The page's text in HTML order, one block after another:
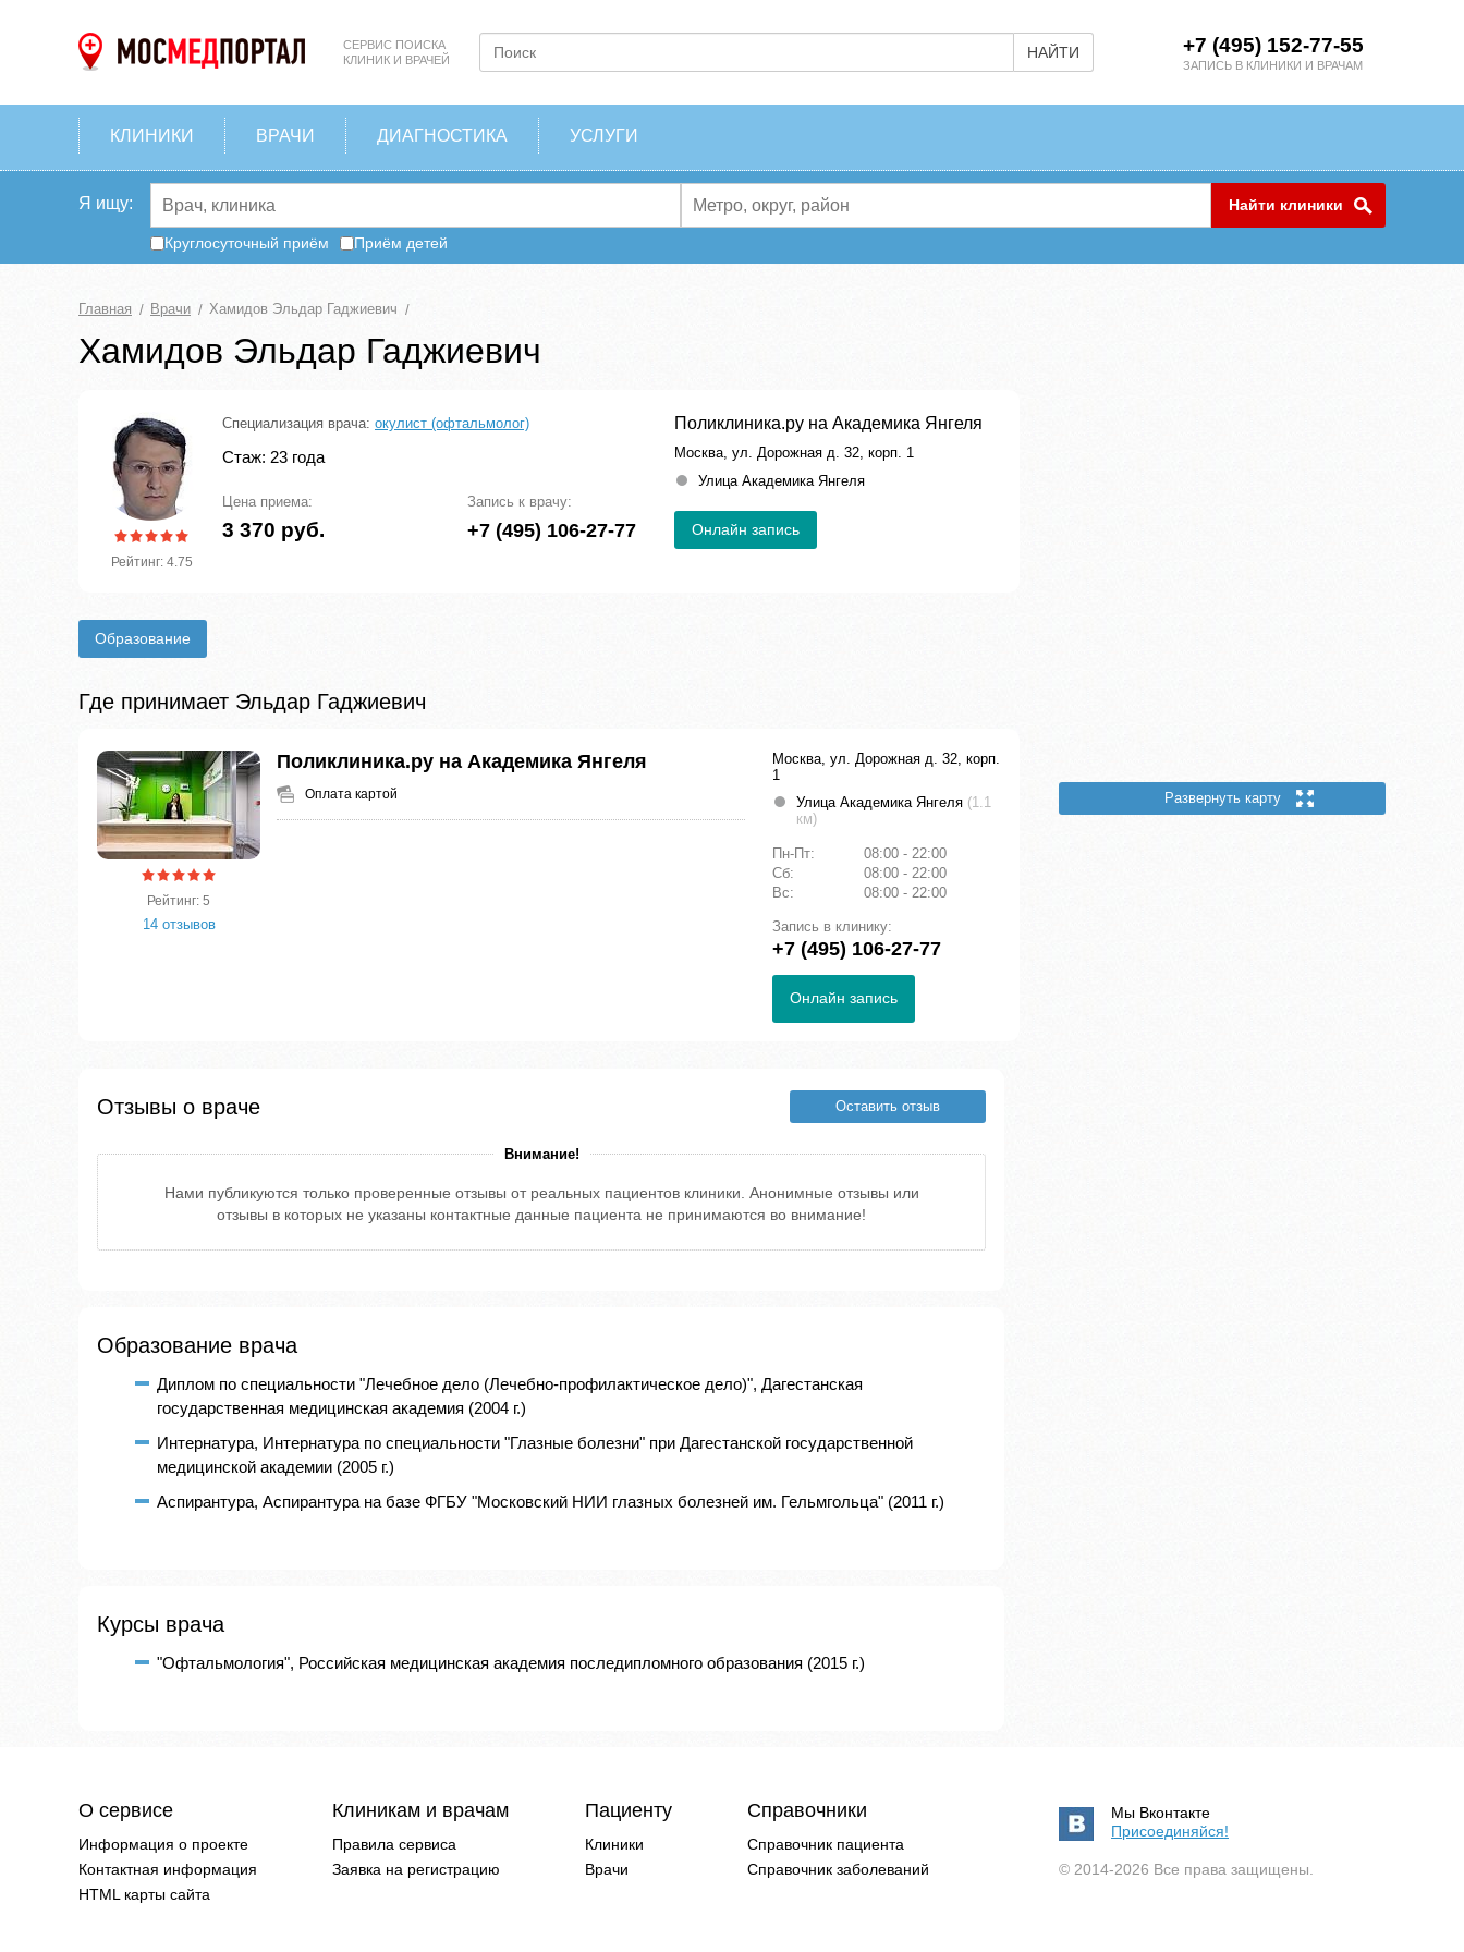
СЕРВИС ПОИСКА
КЛИНИК И ВРАЧЕЙ
НАЙТИ +7 (495) 152-77-55
ЗАПИСЬ В КЛИНИКИ И ВРАЧАМ
КЛИНИКИ ВРАЧИ ДИАГНОСТИКА УСЛУГИ
Я ищу: Найти клиники
Круглосуточный приём Приём детей
Главная Врачи Хамидов Эльдар Гаджиевич
Хамидов Эльдар Гаджиевич
Рейтинг: 4.75
Специализация врача: окулист (офтальмолог)
Стаж: 23 года
Цена приема:
3 370 руб.
Запись к врачу:
+7 (495) 106-27-77
Поликлиника.ру на Академика Янгеля
Москва, ул. Дорожная д. 32, корп. 1
Улица Академика Янгеля
Онлайн запись
Образование
Где принимает Эльдар Гаджиевич
Рейтинг: 5
14 отзывов
Поликлиника.ру на Академика Янгеля
Оплата картой
Москва, ул. Дорожная д. 32, корп.
1
Улица Академика Янгеля (1.1
км)
Пн-Пт:
08:00 - 22:00
Сб:
08:00 - 22:00
Вс:
08:00 - 22:00
Запись в клинику:
+7 (495) 106-27-77
Онлайн запись
Отзывы о враче Оставить отзыв
Внимание!
Нами публикуются только проверенные отзывы от реальных пациентов клиники. Анонимные отзывы или
отзывы в которых не указаны контактные данные пациента не принимаются во внимание!
Образование врача
Диплом по специальности "Лечебное дело (Лечебно-профилактическое дело)", Дагестанская
государственная медицинская академия (2004 г.)
Интернатура, Интернатура по специальности "Глазные болезни" при Дагестанской государственной
медицинской академии (2005 г.)
Аспирантура, Аспирантура на базе ФГБУ "Московский НИИ глазных болезней им. Гельмгольца" (2011 г.)
Курсы врача
"Офтальмология", Российская медицинская академия последипломного образования (2015 г.)
Развернуть карту
О сервисе
Информация о проекте
Контактная информация
HTML карты сайта
Клиникам и врачам
Правила сервиса
Заявка на регистрацию
Пациенту
Клиники
Врачи
Справочники
Справочник пациента
Справочник заболеваний
Мы Вконтакте
Присоединяйся!
© 2014-2026 Все права защищены.